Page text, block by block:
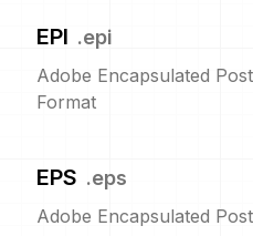
EPI .epi
Adobe Encapsulated
Format
EPS .eps
Adobe Encapsulated